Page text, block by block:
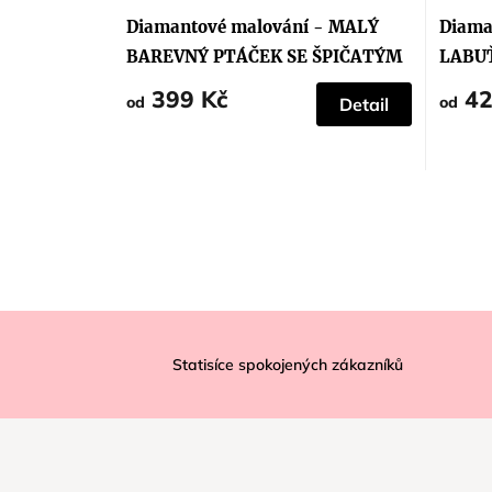
Diamantové malování - MALÝ
BAREVNÝ PTÁČEK SE ŠPIČATÝM
ZOBÁKEM
od 399 Kč Detail od
a
Statisíce spokojených zákazníků